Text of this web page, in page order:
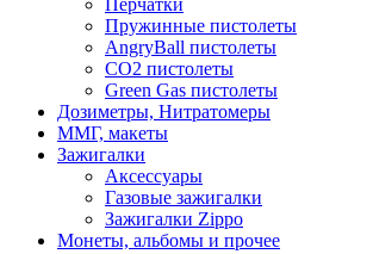
Пружинные пистолеты
AngryBall пистолеты
CO2 пистолеты
Green Gas пистолеты
Дозиметры, Нитратомеры
ММГ, макеты
Зажигалки
Аксессуары
Газовые зажигалки
Зажигалки Zippo
Монеты, альбомы и прочее